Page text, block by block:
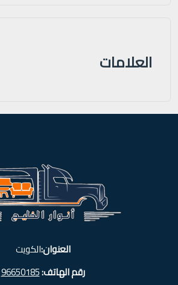
العلامات
العنوان:الكويت
رقم الهاتف:96650185